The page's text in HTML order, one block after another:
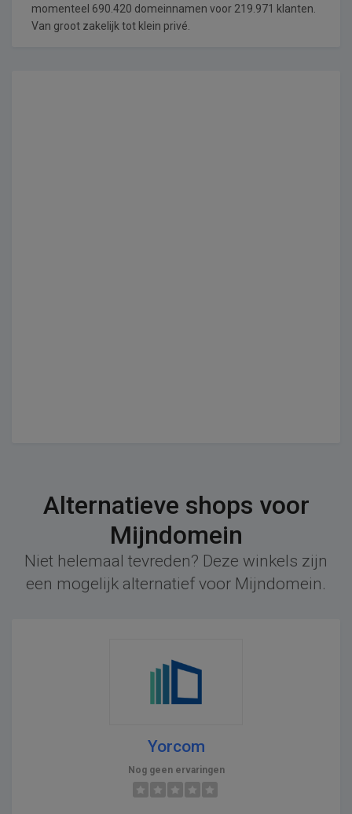
momenteel 690.420 domeinnamen voor 219.971 klanten.
Van groot zakelijk tot klein privé.
Alternatieve shops voor
Mijndomein
Niet helemaal tevreden? Deze winkels zijn
een mogelijk alternatief voor Mijndomein.
Yorcom
Nog geen ervaringen